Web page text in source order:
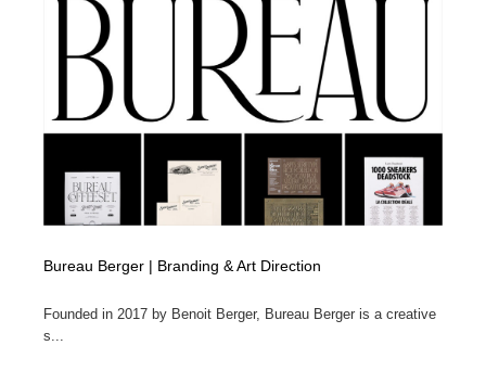
Bureau Berger | Branding & Art Direction
Founded in 2017 by Benoit Berger, Bureau Berger is a creative
s...